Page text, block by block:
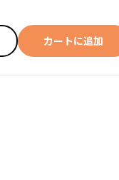
カートに追加